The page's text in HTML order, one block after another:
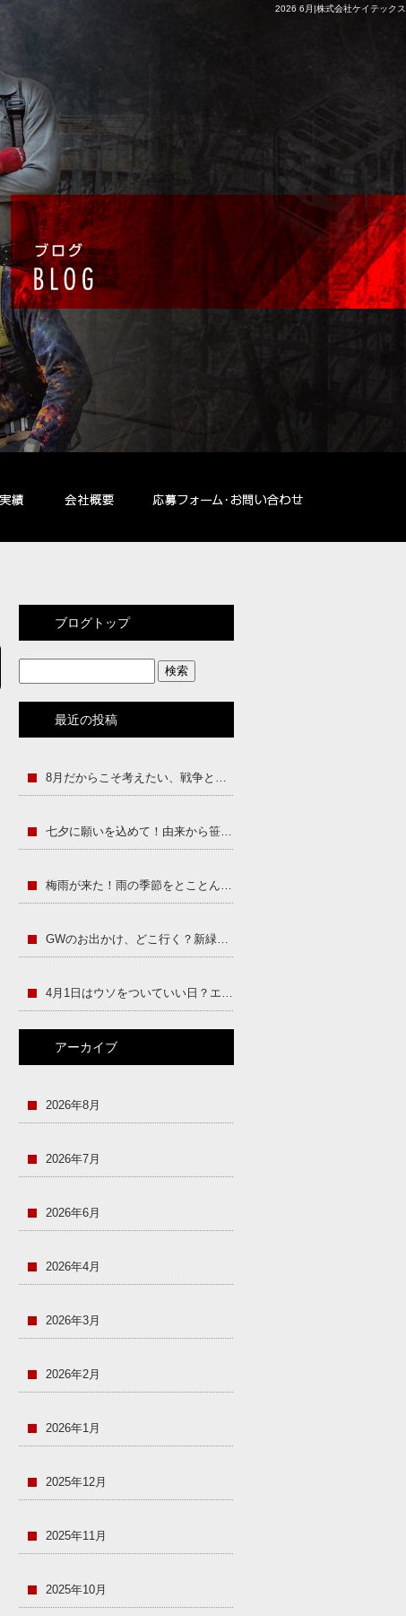
2026 6月|株式会社ケイテックス
ブログトップ
最近の投稿
8月だからこそ考えたい、戦争と平和のこと
七夕に願いを込めて！由来から笹飾りの豆知識まで
梅雨が来た！雨の季節をとことん楽しむ方法
GWのお出かけ、どこ行く？新緑シーズンをもっと楽しむヒント集
4月1日はウソをついていい日？エイプリルフールの歴史と世界の仕掛けまとめ
アーカイブ
2026年8月
2026年7月
2026年6月
2026年4月
2026年3月
2026年2月
2026年1月
2025年12月
2025年11月
2025年10月